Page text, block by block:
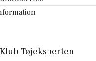
- Hjælpecenter
dit køb
Tøjeksperten
og artikler
Klub Tøjeksperten